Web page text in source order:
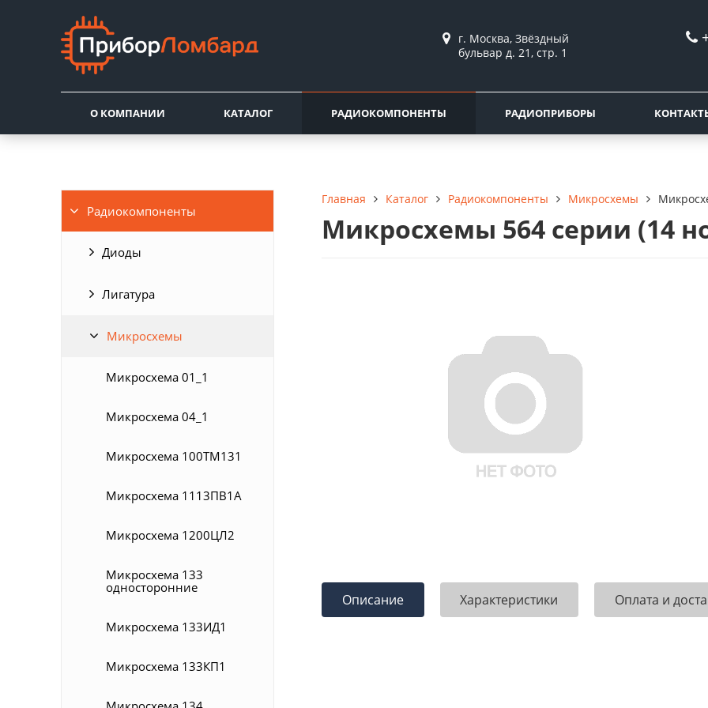
г. Москва, Звёздный
бульвар д. 21, стр. 1
О КОМПАНИИ КАТАЛОГ РАДИОКОМПОНЕНТЫ РАДИОПРИБОРЫ
Радиокомпоненты
Диоды
Лигатура
Микросхемы
Микросхема 01_1
Микросхема 04_1
Микросхема 100ТМ131
Микросхема 1113ПВ1А
Микросхема 1200ЦЛ2
Микросхема 133
односторонние
Микросхема 133ИД1
Микросхема 133КП1
Главная Каталог Радиокомпоненты Микросхемы
Микросхемы 564 серии (14
Описание Характеристики Оплата и